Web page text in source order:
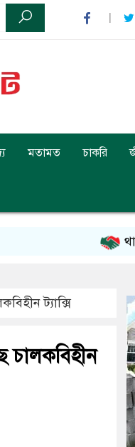
মতামত চাকরি
ট্যাক্সি
চালকবিহীন